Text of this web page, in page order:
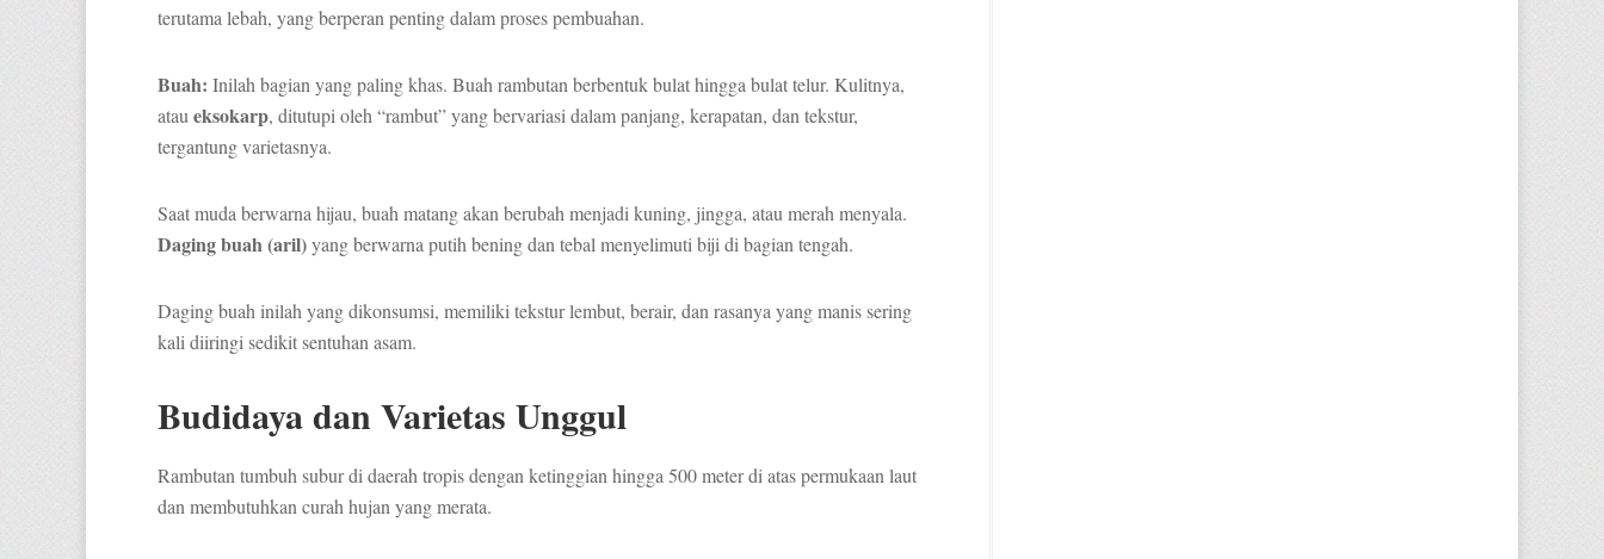
terutama lebah, yang berperan penting dalam proses pembuahan.
Buah: Inilah bagian yang paling khas. Buah rambutan berbentuk bulat hingga bulat telur. Kulitnya,
atau eksokarp, ditutupi oleh “rambut” yang bervariasi dalam panjang, kerapatan, dan tekstur,
tergantung varietasnya.
Saat muda berwarna hijau, buah matang akan berubah menjadi kuning, jingga, atau merah menyala.
Daging buah (aril)yang berwarna putih bening dan tebal menyelimuti biji di bagian tengah.
Daging buah inilah yang dikonsumsi, memiliki tekstur lembut, berair, dan rasanya yang manis sering
kali diiringi sedikit sentuhan asam.
Budidaya dan Varietas Unggul
Rambutan tumbuh subur di daerah tropis dengan ketinggian hingga 500 meter di atas permukaan laut
dan membutuhkan curah hujan yang merata.